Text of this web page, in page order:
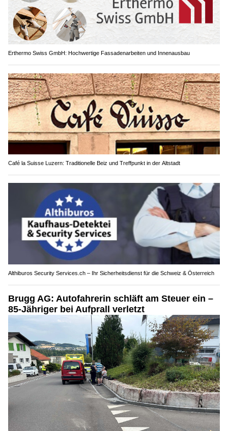
Erthermo Swiss GmbH: Hochwertige Fassadenarbeiten und Innenausbau
Café la Suisse Luzern: Traditionelle Beiz und Treffpunkt in der Altstadt
Althiburos Security Services.ch – Ihr Sicherheitsdienst für die Schweiz & Österreich
Brugg AG: Autofahrerin schläft am Steuer ein –
85-Jähriger bei Aufprall verletzt